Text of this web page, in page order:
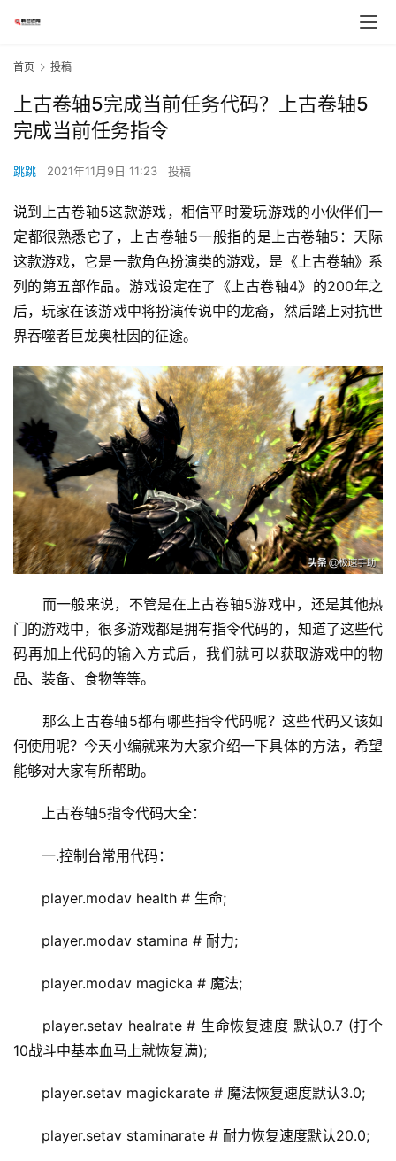
首页 投稿
上古卷轴5完成当前任务代码？上古卷轴5
完成当前任务指令
跳跳 2021年11月9日 11:23 投稿
说到上古卷轴5这款游戏，相信平时爱玩游戏的小伙伴们一
定都很熟悉它了，上古卷轴5一般指的是上古卷轴5：天际
这款游戏，它是一款角色扮演类的游戏，是《上古卷轴》系
列的第五部作品。游戏设定在了《上古卷轴4》的200年之
后，玩家在该游戏中将扮演传说中的龙裔，然后踏上对抗世
界吞噬者巨龙奥杜因的征途。
而一般来说，不管是在上古卷轴5游戏中，还是其他热
门的游戏中，很多游戏都是拥有指令代码的，知道了这些代
码再加上代码的输入方式后，我们就可以获取游戏中的物
品、装备、食物等等。
那么上古卷轴5都有哪些指令代码呢？这些代码又该如
何使用呢？今天小编就来为大家介绍一下具体的方法，希望
能够对大家有所帮助。
上古卷轴5指令代码大全：
一.控制台常用代码：
player.modav health # 生命;
player.modav stamina # 耐力;
player.modav magicka # 魔法;
player.setav healrate # 生命恢复速度 默认0.7 (打个
10战斗中基本血马上就恢复满);
player.setav magickarate # 魔法恢复速度默认3.0;
player.setav staminarate # 耐力恢复速度默认20.0;